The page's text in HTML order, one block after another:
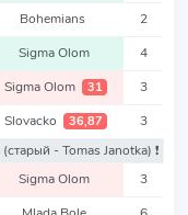
Bohemians 2
Sigma Olom 4
Sigma Olom 31 3
Slovacko 36,87
3
(старый - Tomas Janotka) ❗️
Sigma Olom 3